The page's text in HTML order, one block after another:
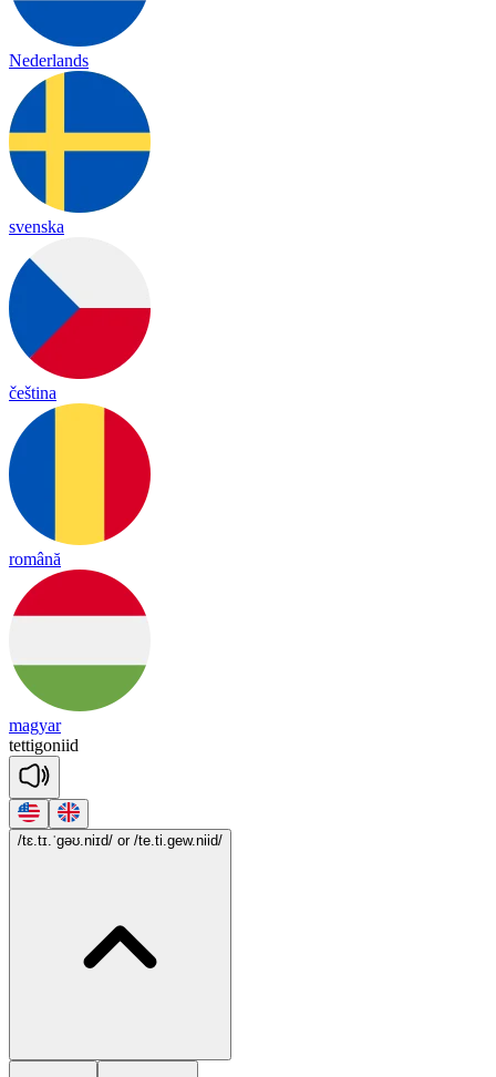
Nederlands
svenska
čeština
română
magyar
tettigoniid
/tɛ.tɪ.ˈgəʊ.niɪd/ or /te.ti.gew.niid/